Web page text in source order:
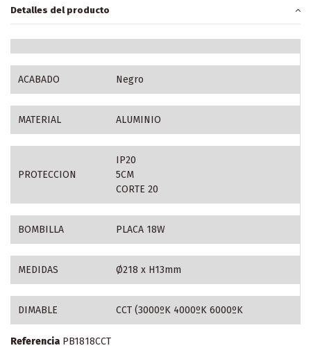
Detalles del producto
ACABADO Negro
MATERIAL ALUMINIO
PROTECCION
IP20
5CM
CORTE 20
BOMBILLA PLACA 18W
MEDIDAS Ø218 x H13mm
DIMABLE CCT (3000ºK 4000ºK 6000ºK
Referencia PB1818CCT